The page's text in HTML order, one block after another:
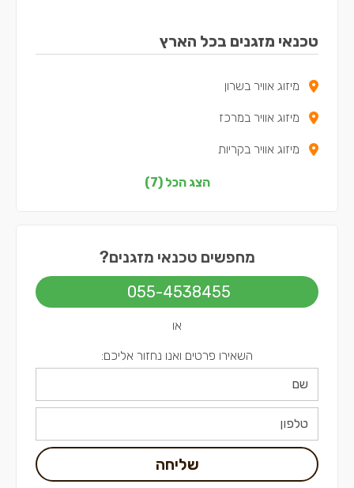
טכנאי מזגנים בכל הארץ
מיזוג אוויר בשרון
מיזוג אוויר במרכז
מיזוג אוויר בקריות
מיזוג אוויר בשפלה
מיזוג אוויר בתל אביב
הצג הכל (7)
מחפשים טכנאי מזגנים?
055-4538455
או
השאירו פרטים ואנו נחזור אליכם:
שליחה